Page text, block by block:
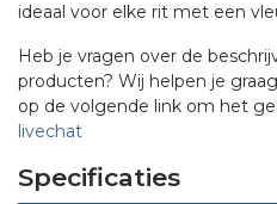
ideaal voor elke rit met een
Heb je vragen over de
producten? Wij helpen je
op de volgende link om het
livechat
Specificaties